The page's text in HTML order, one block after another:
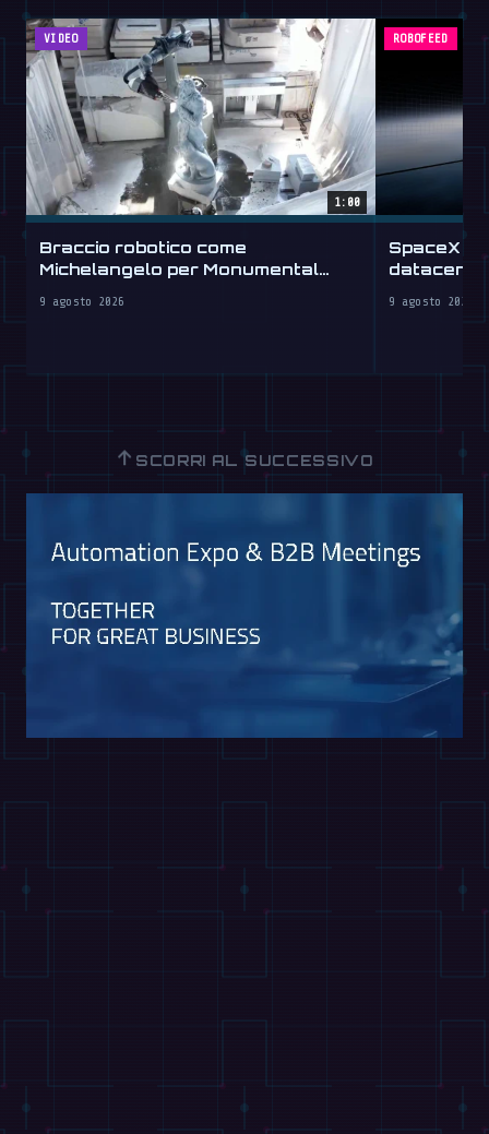
VIDEO
1:00
Braccio robotico come
Michelangelo per Monumental
9 agosto 2026
ROBOFEED
SpaceX
9 agosto 2026
↑ SCORRI AL SUCCESSIVO